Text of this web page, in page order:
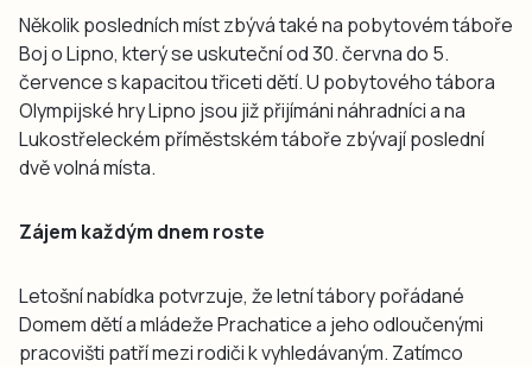
Několik posledních míst zbývá také na pobytovém táboře
Boj o Lipno, který se uskuteční od 30. června do 5.
července s kapacitou třiceti dětí. U pobytového tábora
Olympijské hry Lipno jsou již přijímáni náhradníci a na
Lukostřeleckém příměstském táboře zbývají poslední
dvě volná místa.
Zájem každým dnem roste
Letošní nabídka potvrzuje, že letní tábory pořádané
Domem dětí a mládeže Prachatice a jeho odloučenými
pracovišti patří mezi rodiči k vyhledávaným. Zatímco